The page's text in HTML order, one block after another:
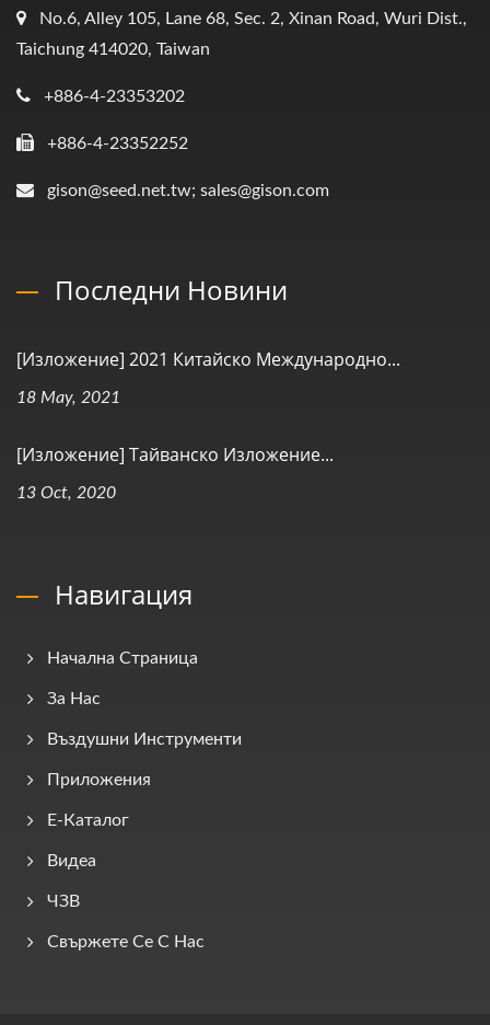
No.6, Alley 105, Lane 68, Sec. 2, Xinan Road, Wuri Dist.,
Taichung 414020, Taiwan
+886-4-23353202
+886-4-23352252
gison@seed.net.tw; sales@gison.com
Последни Новини
[Изложение] 2021 Китайско Международно...
18 May, 2021
[Изложение] Тайванско Изложение...
13 Oct, 2020
Навигация
Начална Страница
За Нас
Въздушни Инструменти
Приложения
E-Каталог
Видеа
ЧЗВ
Свържете Се С Нас